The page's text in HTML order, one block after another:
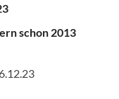
schon 2013